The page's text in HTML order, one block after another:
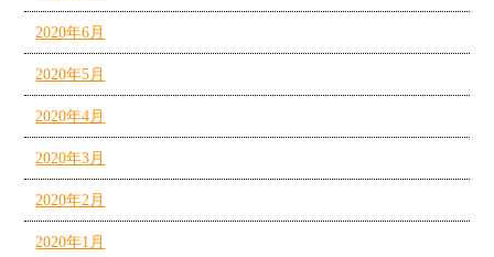
2020年6月
2020年5月
2020年4月
2020年3月
2020年2月
2020年1月